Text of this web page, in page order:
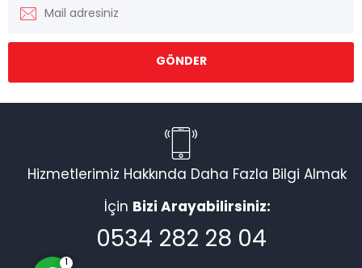
Hizmetlerimiz Hakkında Daha Fazla Bilgi Almak
İçin Bizi Arayabilirsiniz:
0534 282 28 04
Müşteri Temsilcisi
Cevap Yaz